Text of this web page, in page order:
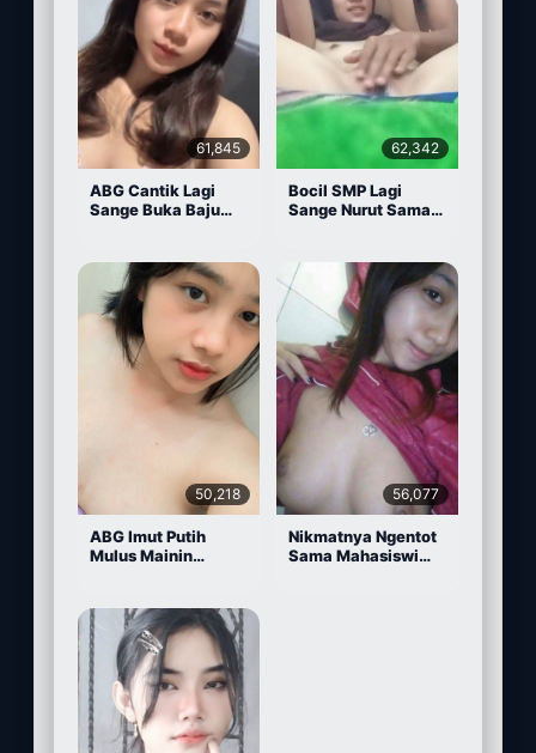
61,845
ABG Cantik Lagi
Sange Buka Baju
62,342
Bocil SMP Lagi
Sange Nurut Sama
50,218
ABG Imut Putih
Mulus Mainin
56,077
Nikmatnya Ngentot
Sama Mahasiswi